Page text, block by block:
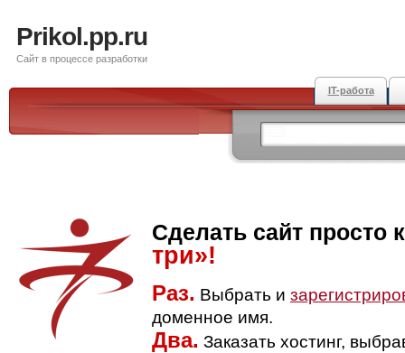
Prikol.pp.ru
Сайт в процессе разработки
IT-работа
Сделать сайт просто
три»!
Раз. Выбрать и
доменное имя.
Два. Заказать хостинг,